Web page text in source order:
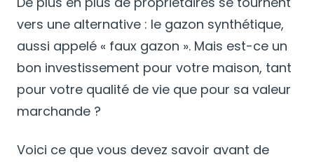
vers une alternative : le gazon synthétique,
aussi appelé « faux gazon ». Mais est-ce un
bon investissement pour votre maison, tant
pour votre qualité de vie que pour sa valeur
marchande ?
Voici ce que vous devez savoir avant de